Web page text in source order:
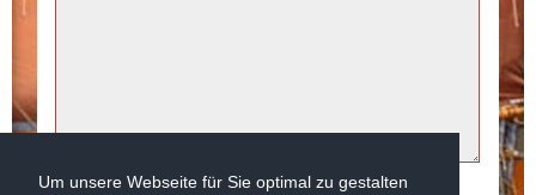
Um unsere Webseite für Sie optimal zu gestalten